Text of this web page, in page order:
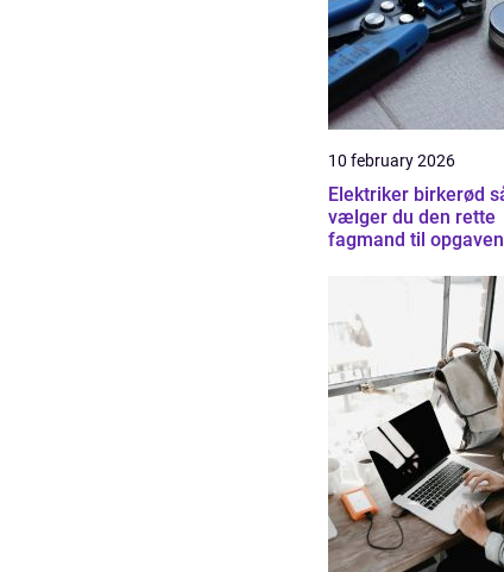
10 february 2026
Elektriker birkerød sådan
vælger du den rette
fagmand til opgaven